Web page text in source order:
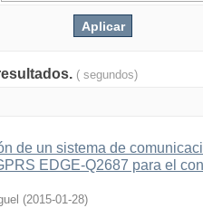
( segundos)
de un sistema de
EDGE-Q2687 para el
(2015-01-28)